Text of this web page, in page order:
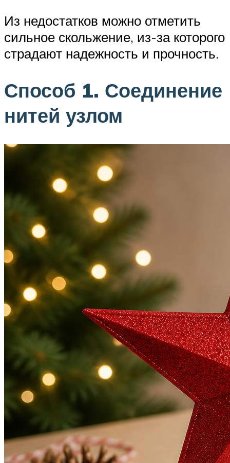
Из недостатков можно отметить
сильное скольжение, из-за которого
страдают надежность и прочность.
Способ 1. Соединение
нитей узлом